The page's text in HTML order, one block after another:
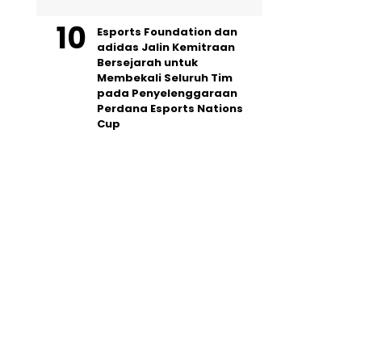
Esports Foundation dan
adidas Jalin Kemitraan
Bersejarah untuk
Membekali Seluruh Tim
pada Penyelenggaraan
Perdana Esports Nations
Cup